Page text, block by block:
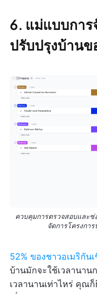
6. แม่แบบการ
ปรับปรุงบ้านข
ควบคุมการตรวจสอบและ
จัดการโครงกา
52% ของชาวอเมริกัน
บ้านมักจะใช้เวลานาน
เวลานานเท่าไหร่ คุณ